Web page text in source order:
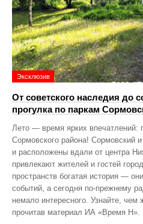
Эксклюзив
От советского наследия до
прогулка по паркам
Лето — время ярких впечатлений:
Сормовского района! Сормовский
и расположены вдали от центра
привлекают жителей и гостей
пространств богатая история —
событий, а сегодня по‑прежнему
немало интересного. Узнайте, чем
прочитав материал ИА «Время Н».